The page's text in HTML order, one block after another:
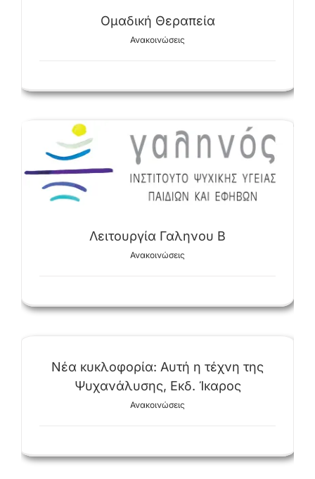
Ομαδική Θεραπεία
Ανακοινώσεις
Λειτουργία Γαληνου Β
Ανακοινώσεις
Νέα κυκλοφορία: Αυτή η τέχνη της
Ψυχανάλυσης, Εκδ. Ίκαρος
Ανακοινώσεις